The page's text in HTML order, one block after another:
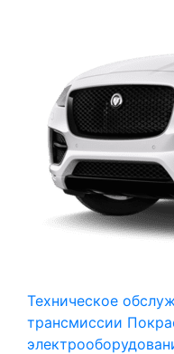
Техническое
трансмиссии